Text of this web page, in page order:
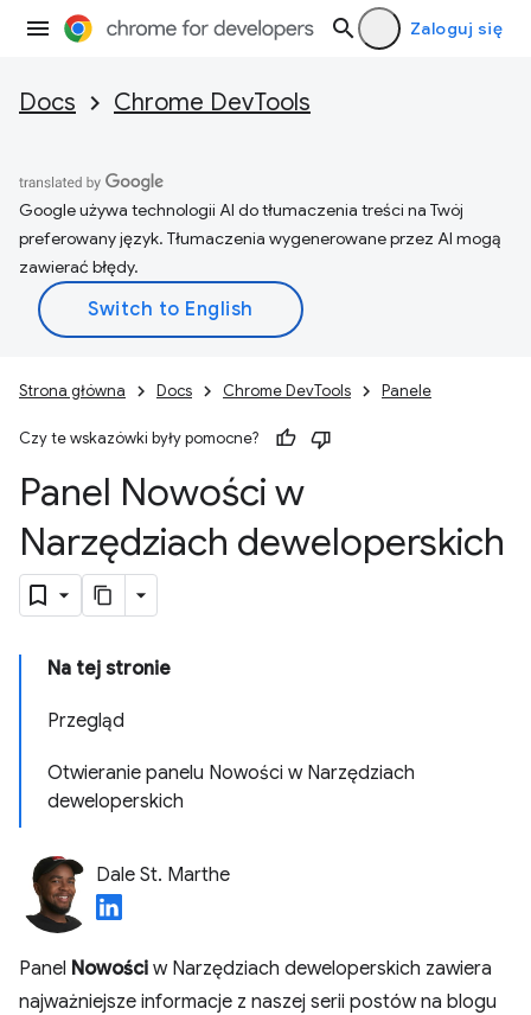
Zaloguj się
Docs Chrome DevTools
Google używa technologii AI do tłumaczenia treści na Twój
preferowany język. Tłumaczenia wygenerowane przez AI mogą
zawierać błędy.
Strona główna Docs Chrome DevTools Panele
Czy te wskazówki były pomocne?
Panel Nowości w
Narzędziach deweloperskich
Na tej stronie
Przegląd
Otwieranie panelu Nowości w Narzędziach
deweloperskich
Dale St. Marthe
Panel Nowości w Narzędziach deweloperskich zawiera
najważniejsze informacje z naszej serii postów na blogu